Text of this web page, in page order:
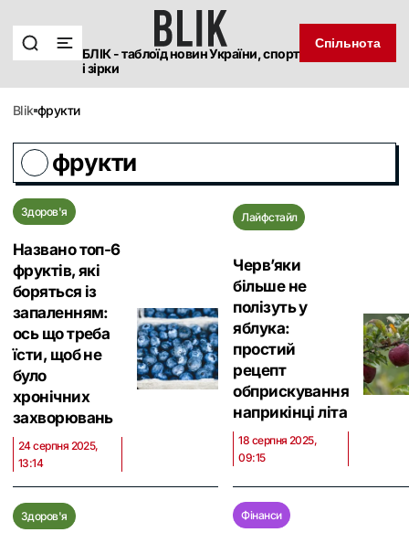
БЛІК - таблоїд новин України, спорт
і зірки
Спільнота
blik фрукти
фрукти
Здоров'я
Названо топ-6
фруктів, які
боряться із
запаленням:
ось що треба
їсти, щоб не
було
хронічних
захворювань
24 серпня 2025,
13:14
Лайфстайл
Черв’яки
більше не
полізуть у
яблука:
простий
рецепт
обприскування
наприкінці літа
18 серпня 2025,
09:15
Здоров'я Фінанси